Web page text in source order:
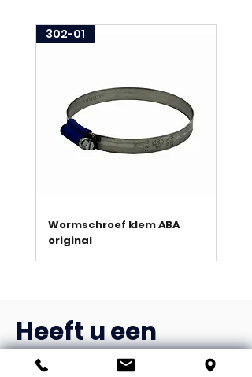
302-01
Wormschroef klem ABA
original
Heeft u een
vraag?